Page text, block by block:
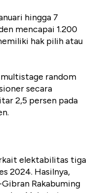
hingga 7
mencapai 1.200
hak pilih atau
random
secara
2,5 persen pada
elektabilitas tiga
2024. Hasilnya,
Rakabuming